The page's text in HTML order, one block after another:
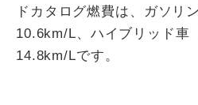
ドカタログ燃費は、ガソリ
10.6km/L、ハイブリッド車
14.8km/Lです。